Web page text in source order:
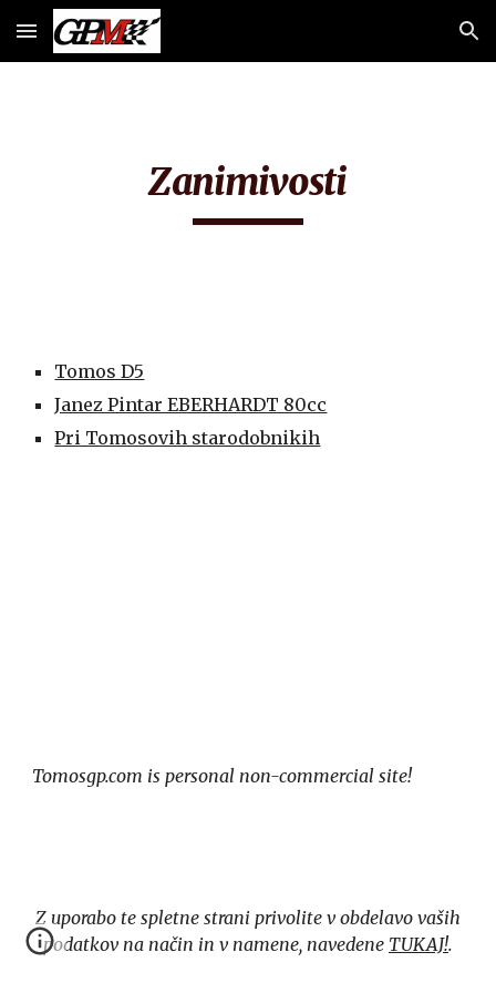
Skip to main content Skip to navigation
Zanimivosti
Tomos D5
Janez Pintar EBERHARDT 80cc
Pri Tomosovih starodobnikih
Tomosgp.com is personal non-commercial site!
Z uporabo te spletne strani privolite v obdelavo vaših
podatkov na način in v namene, navedene TUKAJ!.